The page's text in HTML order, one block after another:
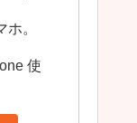
。
使